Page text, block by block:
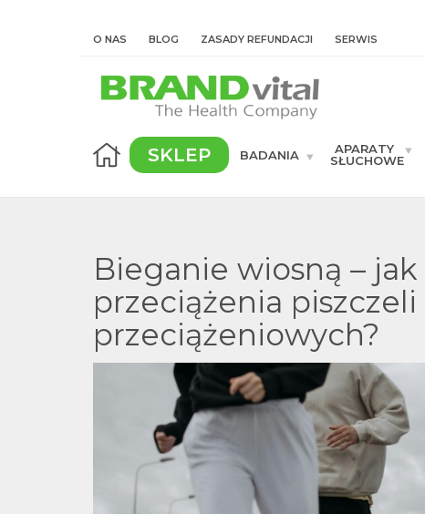
O NAS BLOG ZASADY REFUNDACJI SERWIS
SKLEP BADANIA
APARATY
SŁUCHOWE
Bieganie wiosną –
przeciążenia
przeciążeniowych?